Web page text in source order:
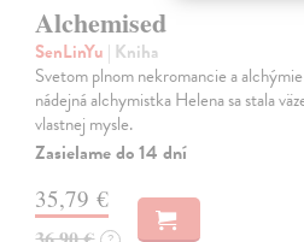
Alchemised
SenLinYu | Kniha
Svetom plnom nekromancie a
nádejná alchymistka Helena sa stala
vlastnej mysle.
Zasielame do 14 dní
35,79 €